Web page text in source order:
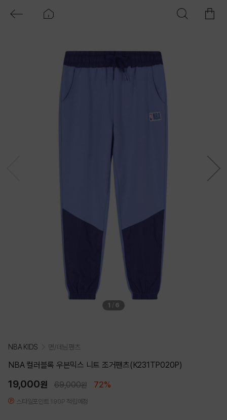
1 / 6
NBA KIDS 면/데님팬츠
NBA 컬러블록 우븐믹스 니트 조거팬츠(K231TP020P)
19,000원 69,000원 72%
스타일포인트 190P 적립예정